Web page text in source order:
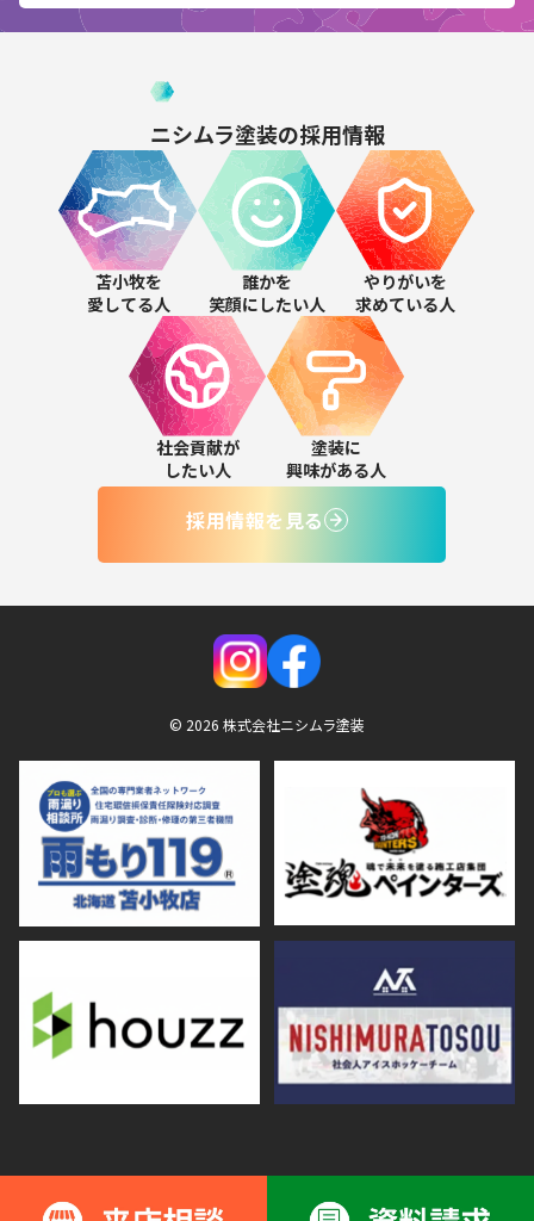
ニシムラ塗装の採用情報
苫小牧を
愛してる人
誰かを
笑顔にしたい人
やりがいを
求めている人
社会貢献が
したい人
塗装に
興味がある人
採用情報を見る
© 2026 株式会社ニシムラ塗装